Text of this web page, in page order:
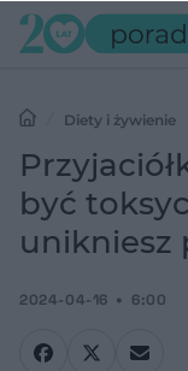
Diety i żywienie
skóry może być
przedawkowania
być
unikniesz
2024-04-16 6:00